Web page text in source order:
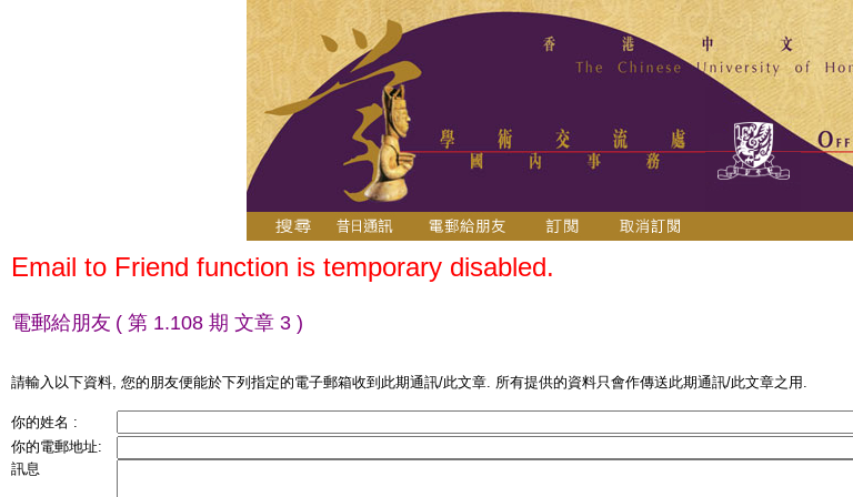
Email to Friend function is temporary disabled.
電郵給朋友 ( 第 1.108 期 文章 3 )
請輸入以下資料, 您的朋友便能於下列指定的電子郵箱收到此期通訊/此文章. 所有提供的資料只會作傳送此期通訊/此文章之用.
你的姓名 :
你的電郵地址:
訊息